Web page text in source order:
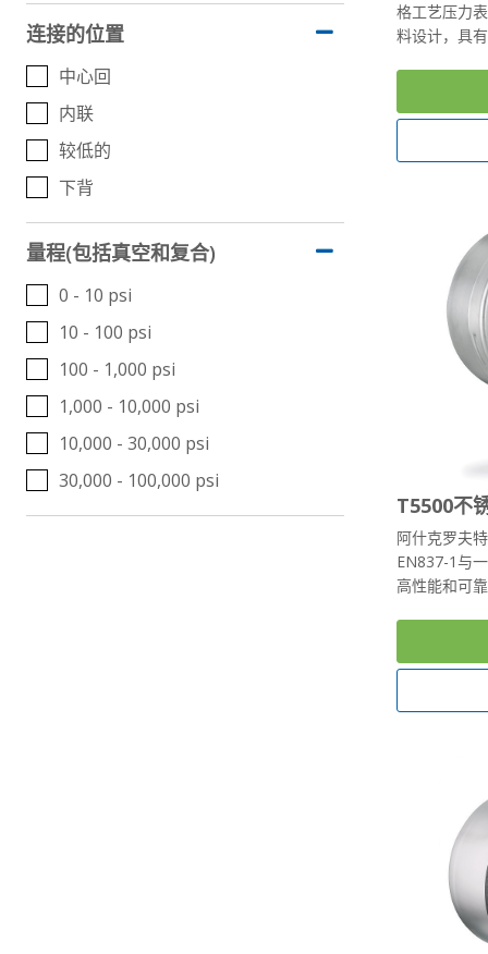
连接的位置
中心回
内联
较低的
下背
量程(包括真空和复合)
0 - 10 psi
10 - 100 psi
100 - 1,000 psi
1,000 - 10,000 psi
10,000 - 30,000 psi
30,000 - 100,000 psi
格工艺压力
料设计，具
T5500不
阿什克罗夫
EN837-1与
高性能和可